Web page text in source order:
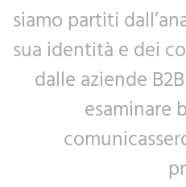
siamo partiti
sua identità e dei
dalle aziende
esaminare